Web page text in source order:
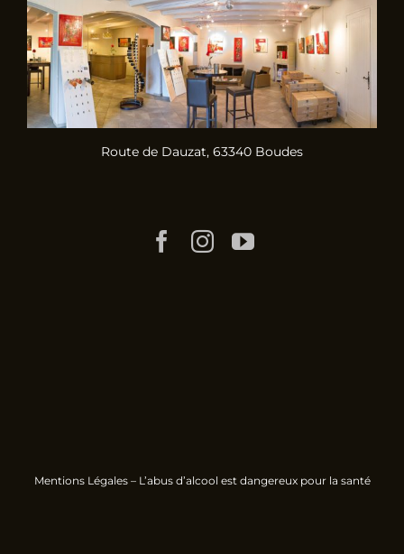
Route de Dauzat, 63340 Boudes
Mentions Légales– L’abus d’alcool est dangereux pour la santé